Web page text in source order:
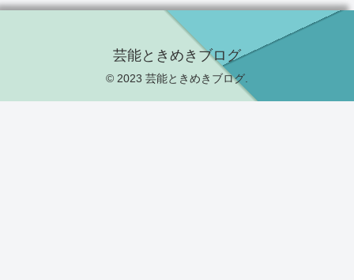
芸能ときめきブログ
© 2023 芸能ときめきブログ.